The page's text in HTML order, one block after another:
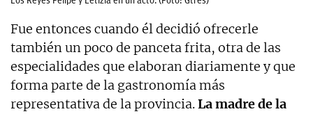
Fue entonces cuando él decidió ofrecerle
también un poco de panceta frita, otra de las
especialidades que elaboran diariamente y que
forma parte de la gastronomía más
representativa de la provincia.La madre de la